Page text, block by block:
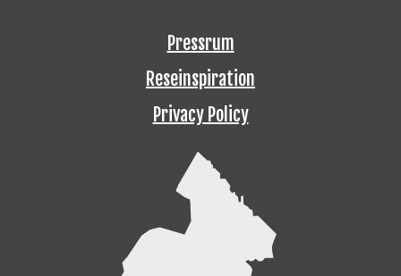
Pressrum
Reseinspiration
Privacy Policy